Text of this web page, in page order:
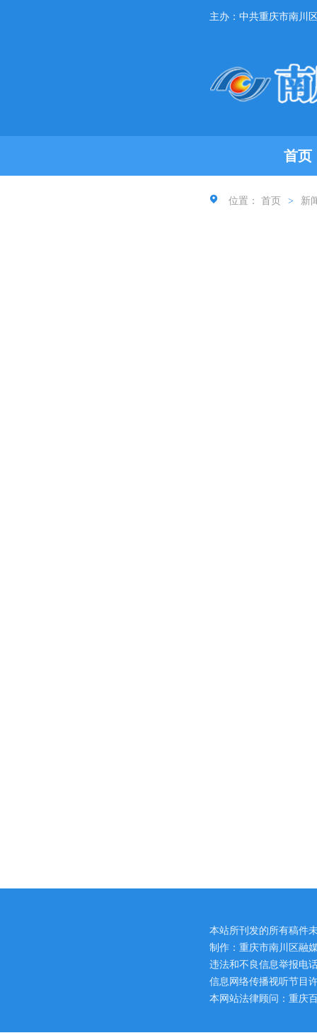
主办：中共重庆市南川
首页
位置： 首页 > 新
本站所刊发的所有稿件
制作：重庆市南川区融
违法和不良信息举报电
信息网络传播视听节目
本网站法律顾问：重庆